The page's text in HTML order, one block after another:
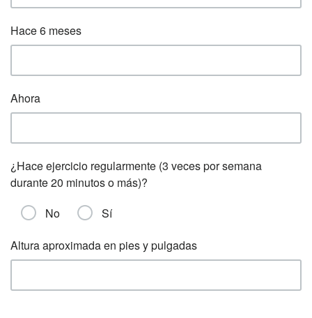
Hace 6 meses
Ahora
¿Hace ejercicio regularmente (3 veces por semana
durante 20 minutos o más)?
No
Sí
Altura aproximada en pies y pulgadas